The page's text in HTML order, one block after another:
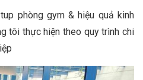
phòng gym & hiệu quả kinh
tôi thực hiện theo quy trình chi